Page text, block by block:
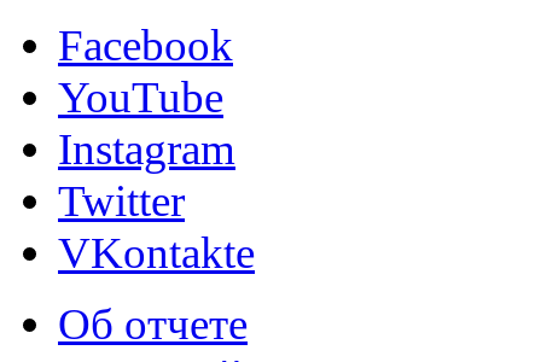
Facebook
YouTube
Instagram
Twitter
VKontakte
Об отчете